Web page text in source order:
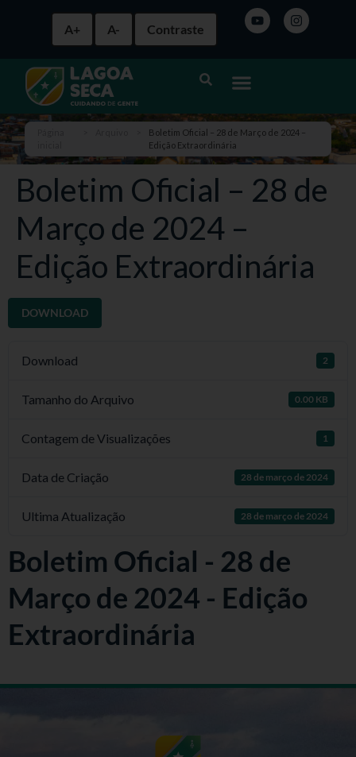
A+ A- Contraste
Boletim Oficial – 28 de Março de 2024 –
Edição Extraordinária
Boletim Oficial – 28 de
Março de 2024 –
Edição Extraordinária
DOWNLOAD
Download 2
Tamanho do Arquivo 0.00 KB
Contagem de Visualizações 1
Data de Criação 28 de março de 2024
Ultima Atualização 28 de março de 2024
Boletim Oficial - 28 de
Março de 2024 - Edição
Extraordinária